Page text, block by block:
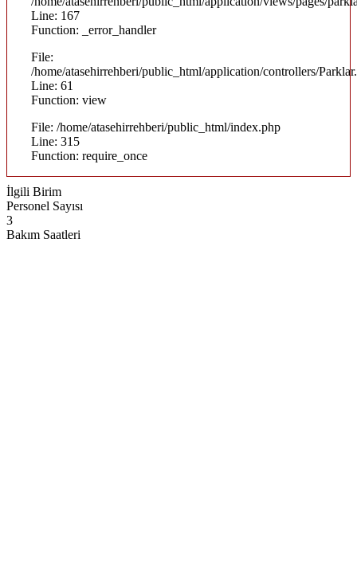
Line: 167
Function: _error_handler
File:
/home/atasehirrehberi/public_html/application/controllers/
Line: 61
Function: view
File: /home/atasehirrehberi/public_html/index.php
Line: 315
Function: require_once
İlgili Birim
Personel Sayısı
3
Bakım Saatleri